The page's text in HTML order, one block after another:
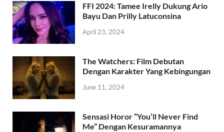
FFI 2024: Tamee Irelly Dukung Ario
Bayu Dan Prilly Latuconsina
April 23, 2024
The Watchers: Film Debutan
Dengan Karakter Yang Kebingungan
June 11, 2024
Sensasi Horor “You’ll Never Find
Me” Dengan Kesuramannya